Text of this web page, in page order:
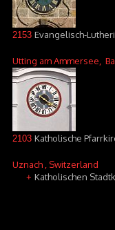
2153 Evangelisch-
Utting am Ammersee ,
2103 Katholische
Uznach , Switzerland
+ Katholischen